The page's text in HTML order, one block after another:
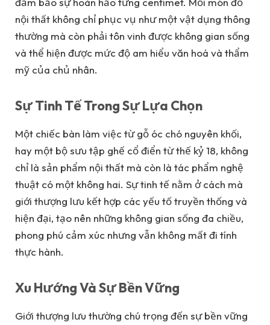
nội thất không chỉ phục vụ như một vật dụng thông
thường mà còn phải tôn vinh được không gian sống
và thể hiện được mức độ am hiểu văn hoá và thẩm
mỹ của chủ nhân.
Sự Tinh Tế Trong Sự Lựa Chọn
Một chiếc bàn làm việc từ gỗ óc chó nguyên khối,
hay một bộ sưu tập ghế cổ điển từ thế kỷ 18, không
chỉ là sản phẩm nội thất mà còn là tác phẩm nghệ
thuật có một không hai. Sự tinh tế nằm ở cách mà
giới thượng lưu kết hợp các yếu tố truyền thống và
hiện đại, tạo nên những không gian sống đa chiều,
phong phú cảm xúc nhưng vẫn không mất đi tính
thực hành.
Xu Hướng Và Sự Bền Vững
Giới thượng lưu thường chú trọng đến sự bền vững